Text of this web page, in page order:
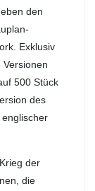
den
Exklusiv
500 Stück
des
der
die